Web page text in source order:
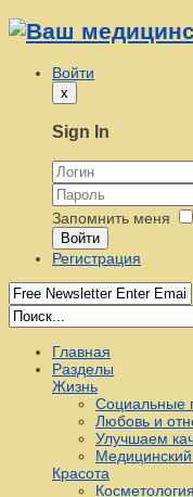
Войти
x
Sign In
Запомнить меня
Войти
Регистрация
Главная
Разделы
Жизнь
Социальные
Любовь и
Улучшаем
Медицинский
Красота
Косметология